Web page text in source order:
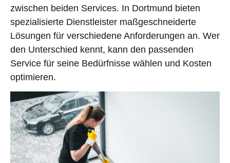
zwischen beiden Services. In Dortmund bieten
spezialisierte Dienstleister maßgeschneiderte
Lösungen für verschiedene Anforderungen an. Wer
den Unterschied kennt, kann den passenden
Service für seine Bedürfnisse wählen und Kosten
optimieren.